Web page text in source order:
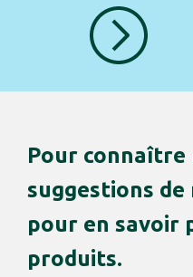
Pour connaître
suggestions
pour en savoir
produits.